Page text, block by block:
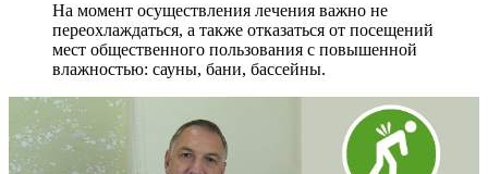
На момент осуществления лечения важно не
переохлаждаться, а также отказаться от посещений
мест общественного пользования с повышенной
влажностью: сауны, бани, бассейны.